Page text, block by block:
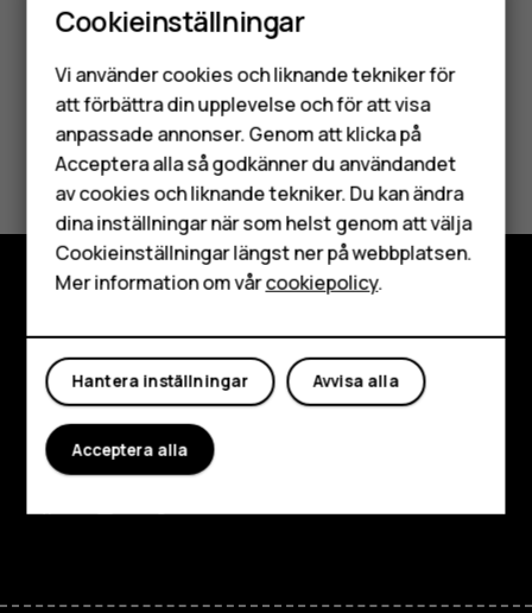
Smartphones
Mobiltelefoner
Tillbehör
HMD Terra M
Surfplattor
Var detta till hjälp?
Ja Nej
Om
Planet and people
Kundservice
FacebookInstagram
TiktokYoutubeLinkedinDiscord
Cookieinställningar
Vi använder cookies och liknande tekniker för
att förbättra din upplevelse och för att visa
anpassade annonser. Genom att klicka på
Acceptera alla så godkänner du användandet
av cookies och liknande tekniker. Du kan ändra
dina inställningar när som helst genom att välja
Cookieinställningar längst ner på webbplatsen.
Mer information om vårcookiepolicy.
Avvisa alla
Hantera inställningar
Acceptera alla